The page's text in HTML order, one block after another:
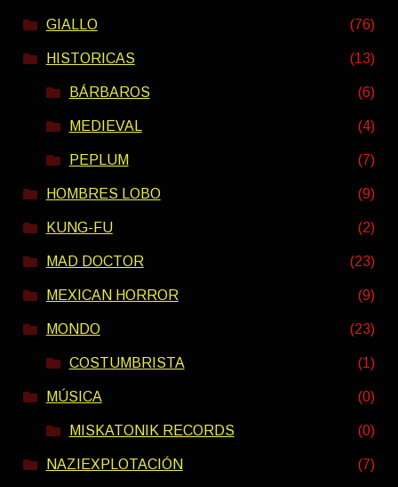
GIALLO (76)
HISTORICAS (13)
BÁRBAROS (6)
MEDIEVAL (4)
PEPLUM (7)
HOMBRES LOBO (9)
KUNG-FU (2)
MAD DOCTOR (23)
MEXICAN HORROR (9)
MONDO (23)
COSTUMBRISTA (1)
MÚSICA (0)
MISKATONIK RECORDS (0)
NAZIEXPLOTACIÓN (7)